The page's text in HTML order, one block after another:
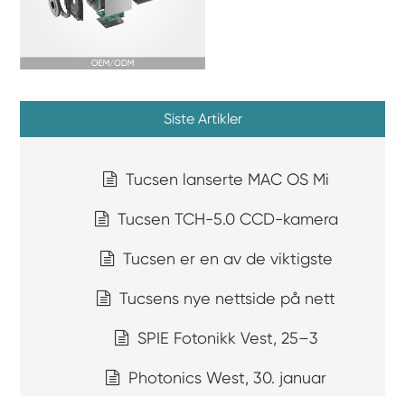
Siste Artikler
Tucsen lanserte MAC OS Mi
Tucsen TCH-5.0 CCD-kamera
Tucsen er en av de viktigste
Tucsens nye nettside på nett
SPIE Fotonikk Vest, 25–3
Photonics West, 30. januar